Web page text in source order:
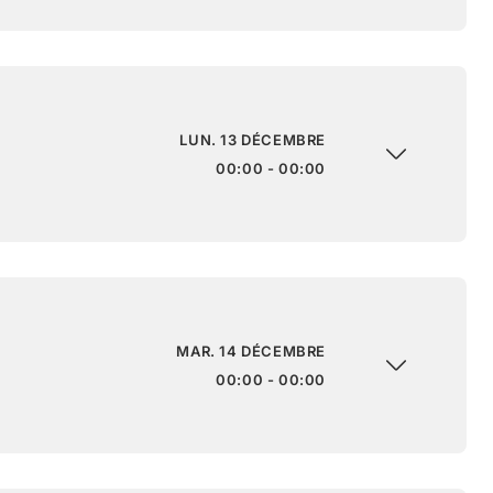
LUN. 13 DÉCEMBRE
00:00 - 00:00
MAR. 14 DÉCEMBRE
00:00 - 00:00